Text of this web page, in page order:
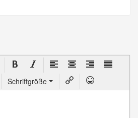
Schriftgröße